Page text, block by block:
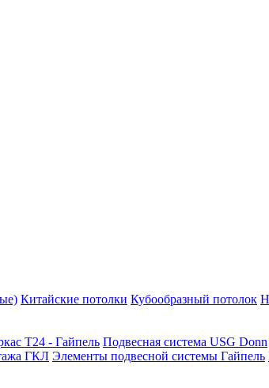
Китайские потолки Кубообразный потолок
Т24 - Гайпель Подвесная система USG Donn
ГКЛ Элементы подвесной системы Гайпель